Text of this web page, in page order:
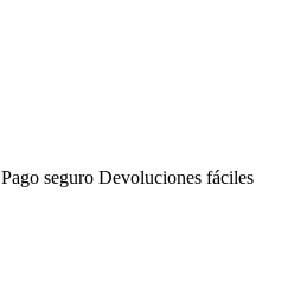
Pago seguro Devoluciones fáciles